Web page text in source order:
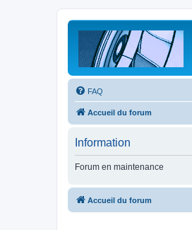
FAQ
Accueil du forum
Information
Forum en maintenance
Accueil du forum